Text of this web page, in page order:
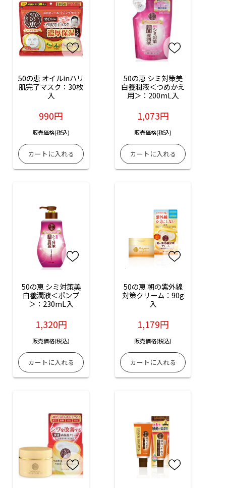
50の恵 オイルinハリ
肌完了マスク：30枚
入
990円
販売価格(税込)
50の恵 シミ対策美
白養潤液＜つめかえ
用＞：200mL入
1,073円
販売価格(税込)
50の恵 シミ対策美
白養潤液＜ポンプ
＞：230mL入
1,320円
販売価格(税込)
50の恵 朝の紫外線
対策クリーム：90g
入
1,179円
販売価格(税込)